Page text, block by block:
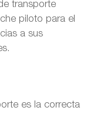
transporte
piloto para el
a sus
es la correcta